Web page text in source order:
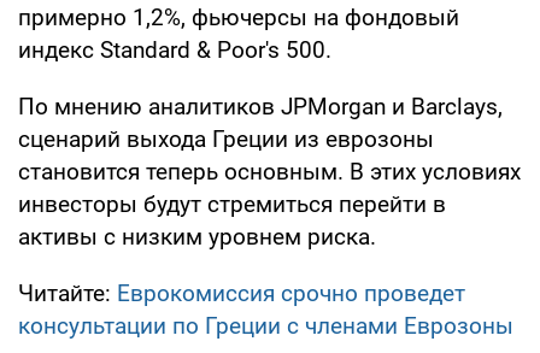
примерно 1,2%, фьючерсы на фондовый
индекс Standard & Poor's 500.
По мнению аналитиков JPMorgan и Barclays,
сценарий выхода Греции из еврозоны
становится теперь основным. В этих условиях
инвесторы будут стремиться перейти в
активы с низким уровнем риска.
Читайте: Еврокомиссия срочно проведет
консультации по Греции с членами Еврозоны